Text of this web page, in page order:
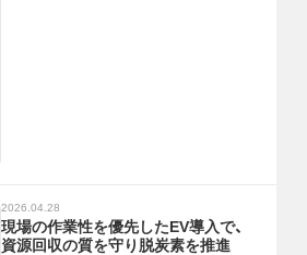
2026.04.28
現場の作業性を優先したEV導入で、
資源回収の質を守り脱炭素を推進